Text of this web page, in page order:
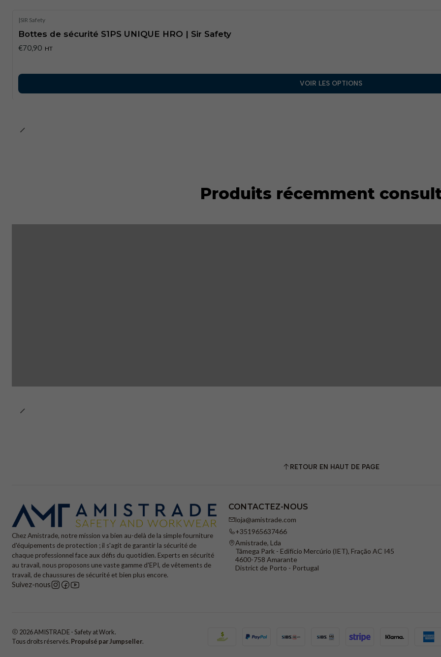
|SIR Safety
Bottes de sécurité S1PS UNIQUE HRO | Sir Safety
€70,90 HT
VOIR LES OPTIONS
Produits récemment
RETOUR EN HAUT DE PAGE
Chez Amistrade, notre mission va bien au-delà de la simple fourniture
d'équipements de protection ; il s'agit de garantir la sécurité de
chaque professionnel face aux défis du quotidien. Experts en sécurité
au travail, nous proposons une vaste gamme d'EPI, de vêtements de
travail, de chaussures de sécurité et bien plus encore.
Suivez-nous
CONTACTEZ-NOUS
loja@amistrade.com
+351965637466
Amistrade, Lda
Tâmega Park - Edifício Mercúrio (IET), Fração AC I45
4600-758 Amarante
District de Porto - Portugal
2026 AMISTRADE - Safety at Work.
Tous droits réservés. Propulsé par Jumpseller.